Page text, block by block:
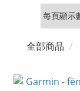
全部商品